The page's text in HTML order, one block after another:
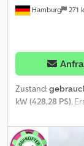
Hamburg 271
Zustand:
kW (428,28 PS),
Prüfung (TÜV):
Bremsen: